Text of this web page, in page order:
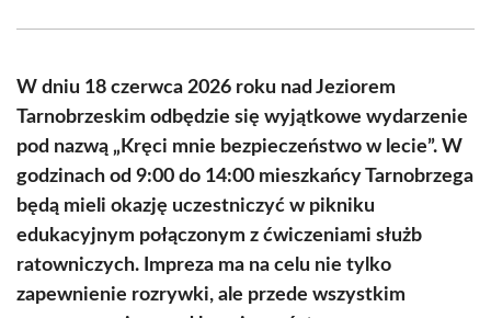
(Twitter)
W dniu 18 czerwca 2026 roku nad Jeziorem
Tarnobrzeskim odbędzie się wyjątkowe wydarzenie
pod nazwą „Kręci mnie bezpieczeństwo w lecie”. W
godzinach od 9:00 do 14:00 mieszkańcy Tarnobrzega
będą mieli okazję uczestniczyć w pikniku
edukacyjnym połączonym z ćwiczeniami służb
ratowniczych. Impreza ma na celu nie tylko
zapewnienie rozrywki, ale przede wszystkim